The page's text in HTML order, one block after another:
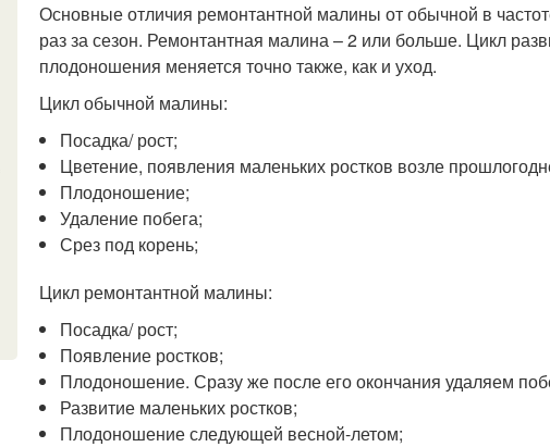
Основные отличия ремонтантной малины от обычной в
раз за сезон. Ремонтантная малина – 2 или больше. Цикл
плодоношения меняется точно также, как и уход.
Цикл обычной малины:
Посадка/ рост;
Цветение, появления маленьких ростков возле
Плодоношение;
Удаление побега;
Срез под корень;
Цикл ремонтантной малины:
Посадка/ рост;
Появление ростков;
Плодоношение. Сразу же после его окончания удаляем
Развитие маленьких ростков;
Плодоношение следующей весной-летом;